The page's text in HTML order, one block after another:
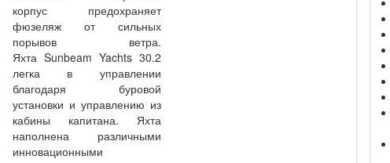
корпус предохраняет
фюзеляж от сильных
порывов ветра.
Яхта Sunbeam Yachts 30.2
легка в управлении
благодаря буровой
установки и управлению из
кабины капитана. Яхта
наполнена различными
инновационными